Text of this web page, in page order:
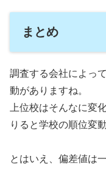
まとめ
調査する会社によっ
動がありますね。
上位校はそんなに変
りると学校の順位変
とはいえ、偏差値は